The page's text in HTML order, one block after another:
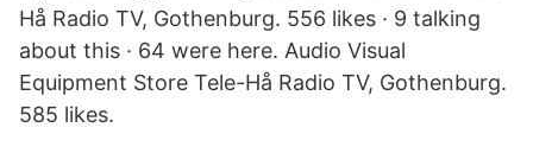
Hå Radio TV, Gothenburg. 556 likes · 9 talking
about this · 64 were here. Audio Visual
Equipment Store Tele-Hå Radio TV, Gothenburg.
585 likes.